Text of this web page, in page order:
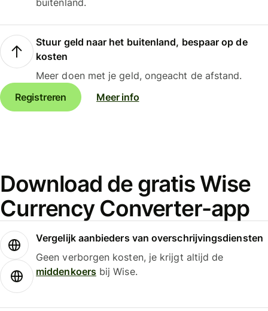
buitenland.
Stuur geld naar het buitenland, bespaar op de
kosten
Meer doen met je geld, ongeacht de afstand.
Registreren
Meer info
Download de gratis Wise
Currency Converter-app
Vergelijk aanbieders van overschrijvingsdiensten
Geen verborgen kosten, je krijgt altijd de
middenkoersbij Wise.